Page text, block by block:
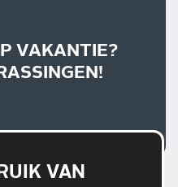
VAKANTIE?
VAN